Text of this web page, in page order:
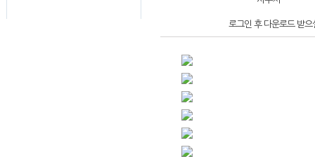
로그인 후 다운로드 받으